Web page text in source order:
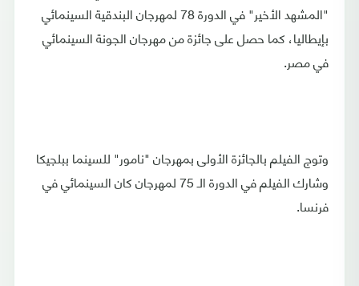
"المشهد الأخير" في الدورة 78 لمهرجان البندقية السينمائي
بإيطاليا، كما حصل على جائزة من مهرجان الجونة السينمائي
في مصر.
وتوج الفيلم بالجائزة الأولى بمهرجان "نامور" للسينما ببلجيكا
وشارك الفيلم في الدورة الـ 75 لمهرجان كان السينمائي في
فرنسا.